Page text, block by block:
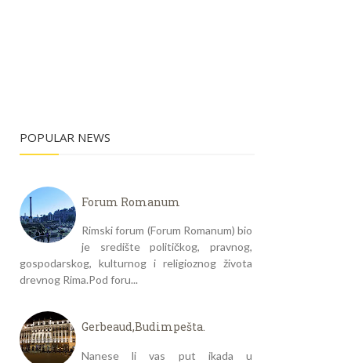
POPULAR NEWS
Forum Romanum
Rimski forum (Forum Romanum) bio
je središte političkog, pravnog,
gospodarskog, kulturnog i religioznog života
drevnog Rima.Pod foru...
Gerbeaud,Budimpešta.
Nanese li vas put ikada u